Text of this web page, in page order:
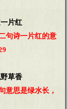
片红
句诗一片红的意
草香
意思是绿水长，